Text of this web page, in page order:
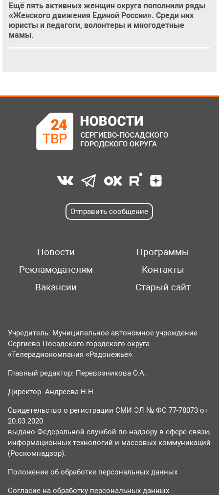
Ещё пять активных женщин округа пополнили ряды
«Женского движения Единой России». Среди них
юристы и педагоги, волонтеры и многодетные
мамы.
Отправить сообщение
Новости
Программы
Рекламодателям
Контакты
Вакансии
Старый сайт
Учредитель: Муниципальное автономное учреждение
Сергиево-Посадского городского округа
«Телерадиокомпания «Радонежье».
Главный редактор: Перевозникова О.А.
Директор: Андреева Н.Н.
Свидетельство о регистрации СМИ ЭЛ № ФС 77-78073 от
20.03.2020
выдано Федеральной службой по надзору в сфере связи,
информационных технологий и массовых коммуникаций
(Роскомнадзор).
Положение об обработке персональных данных
Согласие на обработку персональных данных